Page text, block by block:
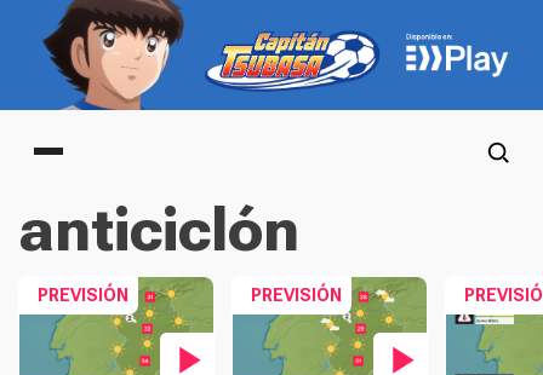
Main menu
anticiclón
PREVISIÓN PREVISIÓN